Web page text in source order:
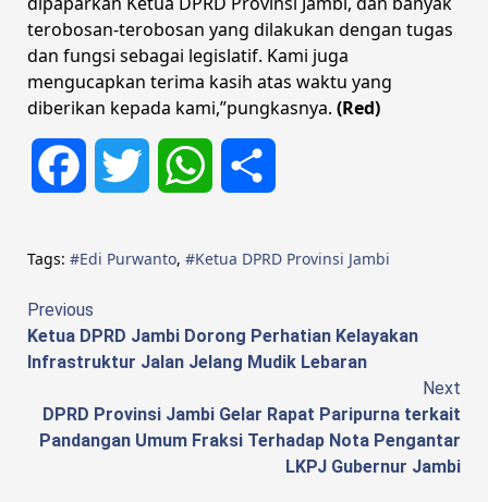
terobosan-terobosan yang dilakukan dengan tugas
dan fungsi sebagai legislatif. Kami juga
mengucapkan terima kasih atas waktu yang
diberikan kepada kami,”pungkasnya. (Red)
Facebook Twitter WhatsApp
Tags: #Edi Purwanto, #Ketua DPRD Provinsi Jambi
Continue
Reading
Previous
Ketua DPRD Jambi Dorong Perhatian Kelayakan
Infrastruktur Jalan Jelang Mudik Lebaran
Next
DPRD Provinsi Jambi Gelar Rapat Paripurna terkait
Pandangan Umum Fraksi Terhadap Nota Pengantar
LKPJ Gubernur Jambi